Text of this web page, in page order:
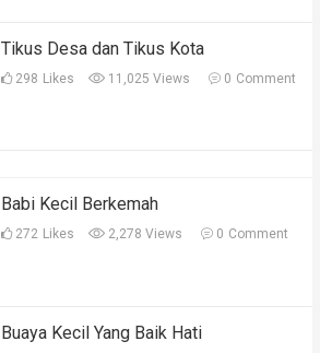
Tikus Desa dan Tikus Kota
298 Likes 11,025 Views 0 Comment
Babi Kecil Berkemah
272 Likes 2,278 Views 0 Comment
Buaya Kecil Yang Baik Hati